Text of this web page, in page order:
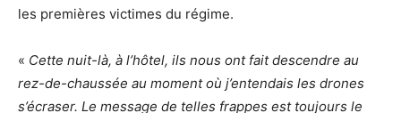
les premières victimes du régime.
« Cette nuit-là, à l’hôtel, ils nous ont fait descendre au
rez-de-chaussée au moment où j’entendais les drones
s’écraser. Le message de telles frappes est toujours le